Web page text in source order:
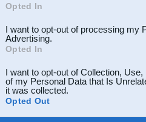
Opted In
I want to opt-out of processing my
Advertising.
Opted In
I want to opt-out of Collection,
of my Personal Data that Is
it was collected.
Opted Out